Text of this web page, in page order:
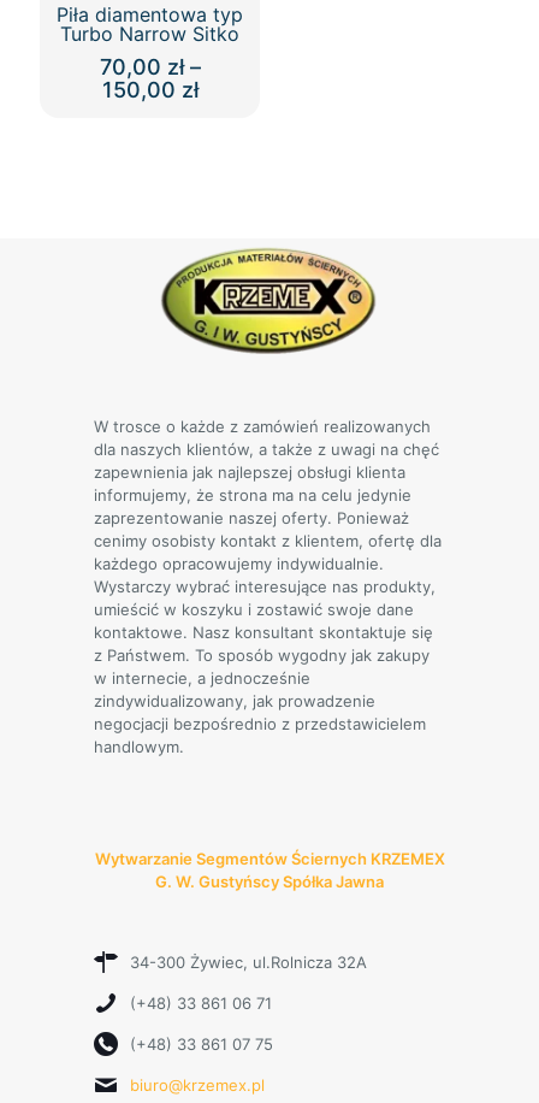
Piła diamentowa typ
Turbo Narrow Sitko
70,00 zł –
150,00 złZakres
można
wybrać
na
stronie
produktu
W trosce o każde z zamówień realizowanych
dla naszych klientów, a także z uwagi na chęć
zapewnienia jak najlepszej obsługi klienta
informujemy, że strona ma na celu jedynie
zaprezentowanie naszej oferty. Ponieważ
cenimy osobisty kontakt z klientem, ofertę dla
każdego opracowujemy indywidualnie.
Wystarczy wybrać interesujące nas produkty,
umieścić w koszyku i zostawić swoje dane
kontaktowe. Nasz konsultant skontaktuje się
z Państwem. To sposób wygodny jak zakupy
w internecie, a jednocześnie
zindywidualizowany, jak prowadzenie
negocjacji bezpośrednio z przedstawicielem
handlowym.
Wytwarzanie Segmentów Ściernych KRZEMEX
G. W. Gustyńscy Spółka Jawna
34-300 Żywiec, ul.Rolnicza 32A
(+48) 33 861 06 71
(+48) 33 861 07 75
biuro@krzemex.pl